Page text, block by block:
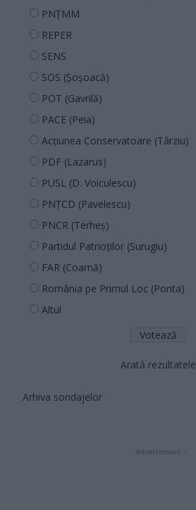
PNȚMM
REPER
SENS
SOS (Șoșoacă)
POT (Gavrilă)
PACE (Peia)
Acțiunea Conservatoare (Târziu)
PDF (Lazarus)
PUSL (D. Voiculescu)
PNȚCD (Pavelescu)
PNCR (Terheș)
Partidul Patrioților (Surugiu)
FAR (Coarnă)
România pe Primul Loc (Ponta)
Altul
Arată rezultatele
Arhiva sondajelor
- Advertisment -